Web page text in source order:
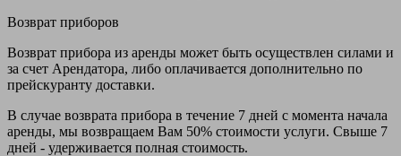
Возврат приборов
Возврат прибора из аренды может быть осуществлен силами и
за счет Арендатора, либо оплачивается дополнительно по
прейскуранту доставки.
В случае возврата прибора в течение 7 дней с момента начала
аренды, мы возвращаем Вам 50% стоимости услуги. Свыше 7
дней - удерживается полная стоимость.